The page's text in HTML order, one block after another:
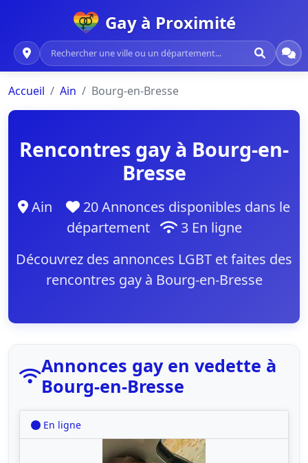
Gay à Proximité
Accueil Ain Bourg-en-Bresse
Rencontres gay à Bourg-en-
Bresse
Ain
20 Annonces disponibles dans le
département
3 En ligne
Découvrez des annonces LGBT et faites des
rencontres gay à Bourg-en-Bresse
Annonces gay en vedette à
Bourg-en-Bresse
En ligne